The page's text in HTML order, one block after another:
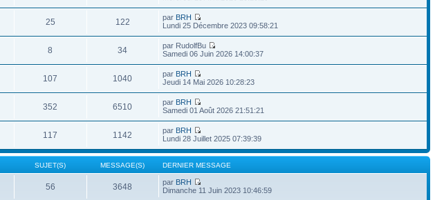
25 122 par BRH
Lundi 25 Décembre 2023 09:58:21
8 34
par RudolfBu
Samedi 06 Juin 2026 14:00:37
107 1040 par BRH
Jeudi 14 Mai 2026 10:28:23
352 6510 par BRH
Samedi 01 Août 2026 21:51:21
117 1142 par BRH
Lundi 28 Juillet 2025 07:39:39
SUJET(S) MESSAGE(S) DERNIER MESSAGE
56 3648 par BRH
Dimanche 11 Juin 2023 10:46:59